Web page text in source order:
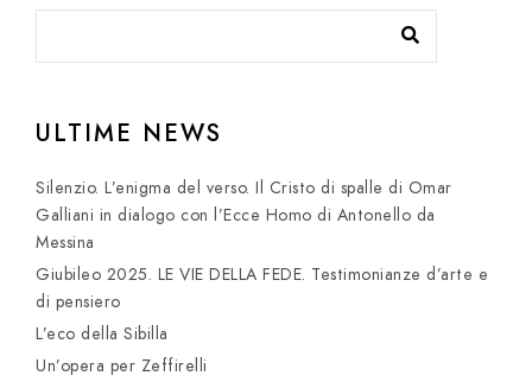
ULTIME NEWS
Silenzio. L’enigma del verso. Il Cristo di spalle di Omar
Galliani in dialogo con l’Ecce Homo di Antonello da
Messina
Giubileo 2025. LE VIE DELLA FEDE. Testimonianze d’arte e
di pensiero
L’eco della Sibilla
Un’opera per Zeffirelli